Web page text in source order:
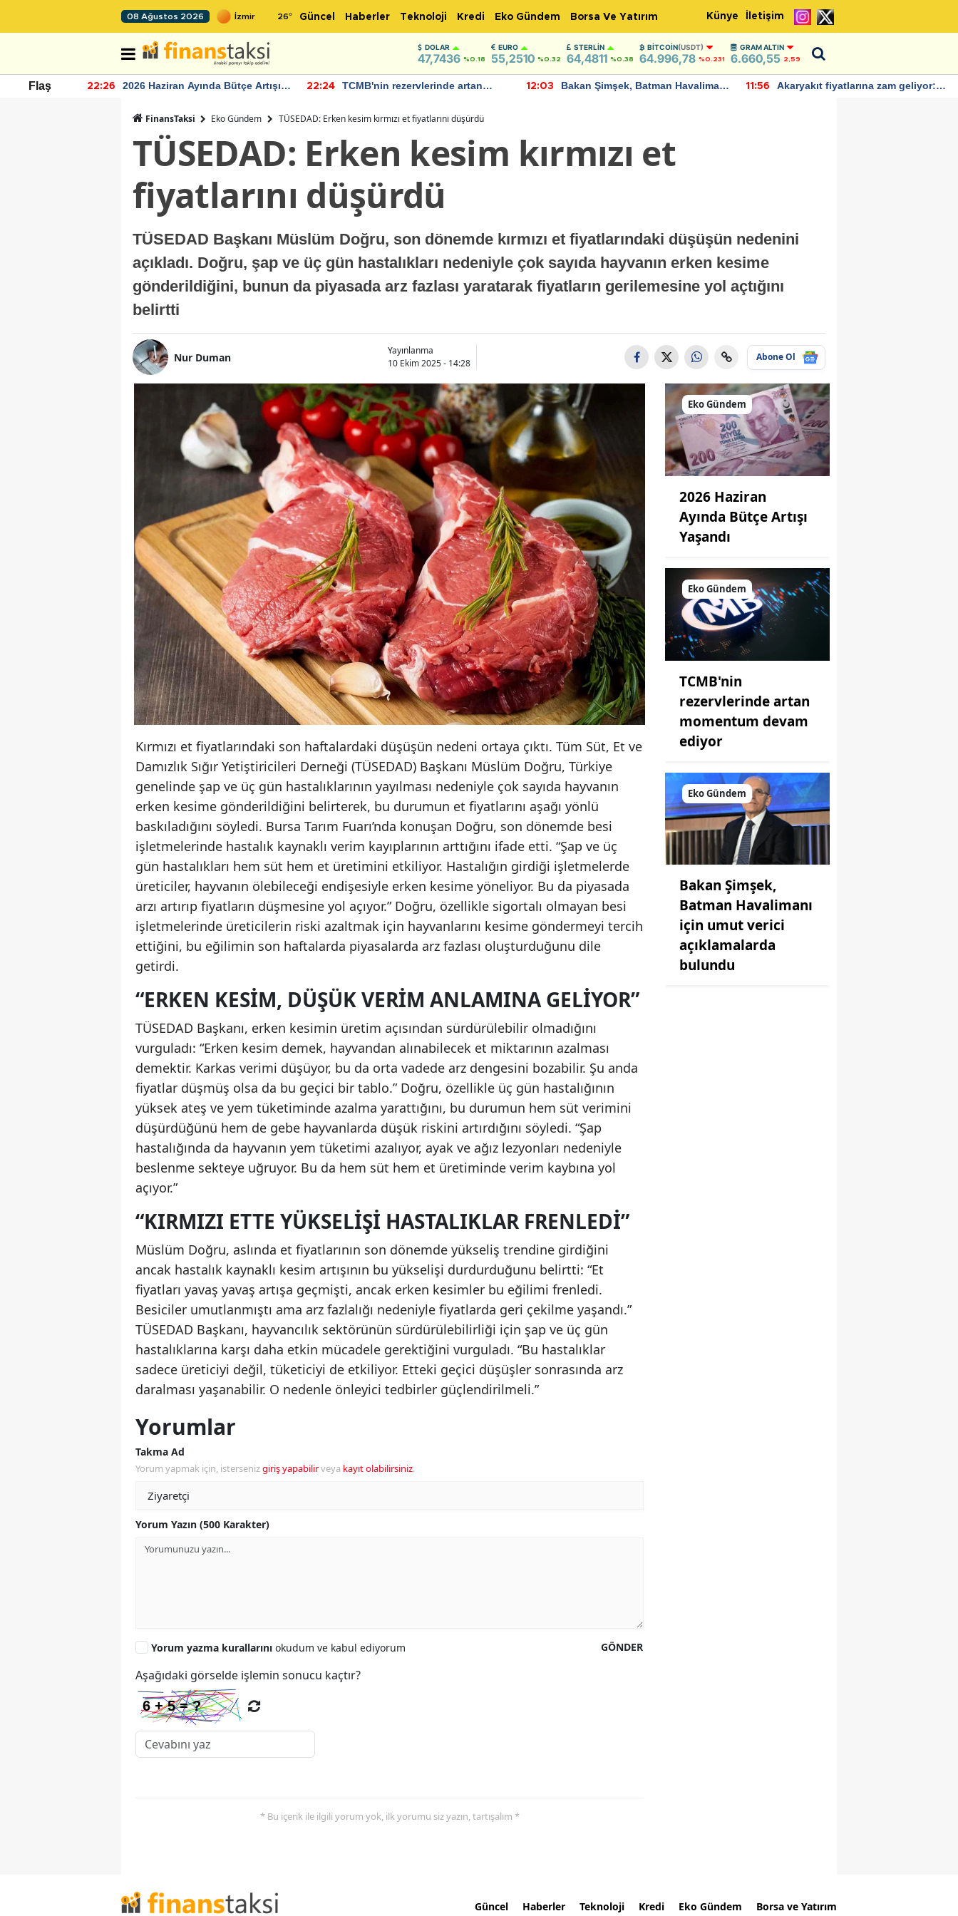
08 Ağustos 2026 26° Güncel Haberler Teknoloji Kredi Eko Gündem Borsa Ve Yatırım Künye İletişim
DOLAR
47,7436 %0.18
EURO
55,2510 %0.32
STERLIN
64,4811 %0.38
BITCOIN(USDT)
64.996,78 %0.231
GRAM ALTIN
6.660,55 2,59
Flaş 22:26
2026 Haziran Ayında Bütçe Artışı
22:24
TCMB'nin rezervlerinde artan
12:03
Bakan Şimşek, Batman Havalimanı
11:56
Akaryakıt fiyatlarına zam geliyor:
FinansTaksi Eko Gündem TÜSEDAD: Erken kesim kırmızı et fiyatlarını düşürdü
TÜSEDAD: Erken kesim kırmızı et
fiyatlarını düşürdü
TÜSEDAD Başkanı Müslüm Doğru, son dönemde kırmızı et fiyatlarındaki düşüşün nedenini
açıkladı. Doğru, şap ve üç gün hastalıkları nedeniyle çok sayıda hayvanın erken kesime
gönderildiğini, bunun da piyasada arz fazlası yaratarak fiyatların gerilemesine yol açtığını
belirtti
Nur Duman
Yayınlanma
10 Ekim 2025 - 14:28
Abone Ol
Kırmızı et fiyatlarındaki son haftalardaki düşüşün nedeni ortaya çıktı. Tüm Süt, Et ve
Damızlık Sığır Yetiştiricileri Derneği (TÜSEDAD) Başkanı Müslüm Doğru, Türkiye
genelinde şap ve üç gün hastalıklarının yayılması nedeniyle çok sayıda hayvanın
erken kesime gönderildiğini belirterek, bu durumun et fiyatlarını aşağı yönlü
baskıladığını söyledi. Bursa Tarım Fuarı’nda konuşan Doğru, son dönemde besi
işletmelerinde hastalık kaynaklı verim kayıplarının arttığını ifade etti. “Şap ve üç
gün hastalıkları hem süt hem et üretimini etkiliyor. Hastalığın girdiği işletmelerde
üreticiler, hayvanın ölebileceği endişesiyle erken kesime yöneliyor. Bu da piyasada
arzı artırıp fiyatların düşmesine yol açıyor.” Doğru, özellikle sigortalı olmayan besi
işletmelerinde üreticilerin riski azaltmak için hayvanlarını kesime göndermeyi tercih
ettiğini, bu eğilimin son haftalarda piyasalarda arz fazlası oluşturduğunu dile
getirdi.
“ERKEN KESIM, DÜŞÜK VERIM ANLAMINA GELIYOR”
TÜSEDAD Başkanı, erken kesimin üretim açısından sürdürülebilir olmadığını
vurguladı: “Erken kesim demek, hayvandan alınabilecek et miktarının azalması
demektir. Karkas verimi düşüyor, bu da orta vadede arz dengesini bozabilir. Şu anda
fiyatlar düşmüş olsa da bu geçici bir tablo.” Doğru, özellikle üç gün hastalığının
yüksek ateş ve yem tüketiminde azalma yarattığını, bu durumun hem süt verimini
düşürdüğünü hem de gebe hayvanlarda düşük riskini artırdığını söyledi. “Şap
hastalığında da hayvanın yem tüketimi azalıyor, ayak ve ağız lezyonları nedeniyle
beslenme sekteye uğruyor. Bu da hem süt hem et üretiminde verim kaybına yol
açıyor.”
“KIRMIZI ETTE YÜKSELIŞI HASTALIKLAR FRENLEDI”
Müslüm Doğru, aslında et fiyatlarının son dönemde yükseliş trendine girdiğini
ancak hastalık kaynaklı kesim artışının bu yükselişi durdurduğunu belirtti: “Et
fiyatları yavaş yavaş artışa geçmişti, ancak erken kesimler bu eğilimi frenledi.
Besiciler umutlanmıştı ama arz fazlalığı nedeniyle fiyatlarda geri çekilme yaşandı.”
TÜSEDAD Başkanı, hayvancılık sektörünün sürdürülebilirliği için şap ve üç gün
hastalıklarına karşı daha etkin mücadele gerektiğini vurguladı. “Bu hastalıklar
sadece üreticiyi değil, tüketiciyi de etkiliyor. Etteki geçici düşüşler sonrasında arz
daralması yaşanabilir. O nedenle önleyici tedbirler güçlendirilmeli.”
Yorumlar
Takma Ad
Yorum yapmak için, istersenizgiriş yapabilirveya kayıt olabilirsiniz.
Yorum Yazın (500 Karakter)
GÖNDER
Yorum yazma kurallarını okudum ve kabul ediyorum
Aşağıdaki görselde işlemin sonucu kaçtır?
* Bu içerik ile ilgili yorum yok, ilk yorumu siz yazın, tartışalım *
Eko Gündem
2026 Haziran
Ayında Bütçe Artışı
Yaşandı
Eko Gündem
TCMB'nin
rezervlerinde artan
momentum devam
ediyor
Eko Gündem
Bakan Şimşek,
Batman Havalimanı
için umut verici
açıklamalarda
bulundu
Güncel Haberler Teknoloji Kredi Eko Gündem Borsa ve Yatırım